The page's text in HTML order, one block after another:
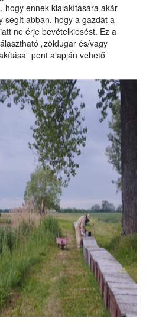
hogy ennek kialakítására akár
segít abban, hogy a gazdát a
ne érje bevételkiesést. Ez a
„zöldugar és/vagy
pont alapján vehető